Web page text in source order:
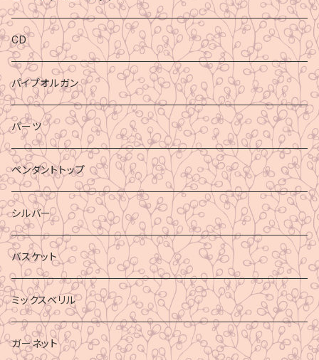
CD
パイプオルガン
パーツ
ペンダントトップ
シルバー
バスケット
ミックスベリル
ガーネット